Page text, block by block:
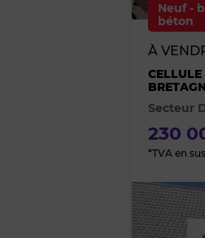
Neuf -
béton
À
Secteur
230
*TVA en